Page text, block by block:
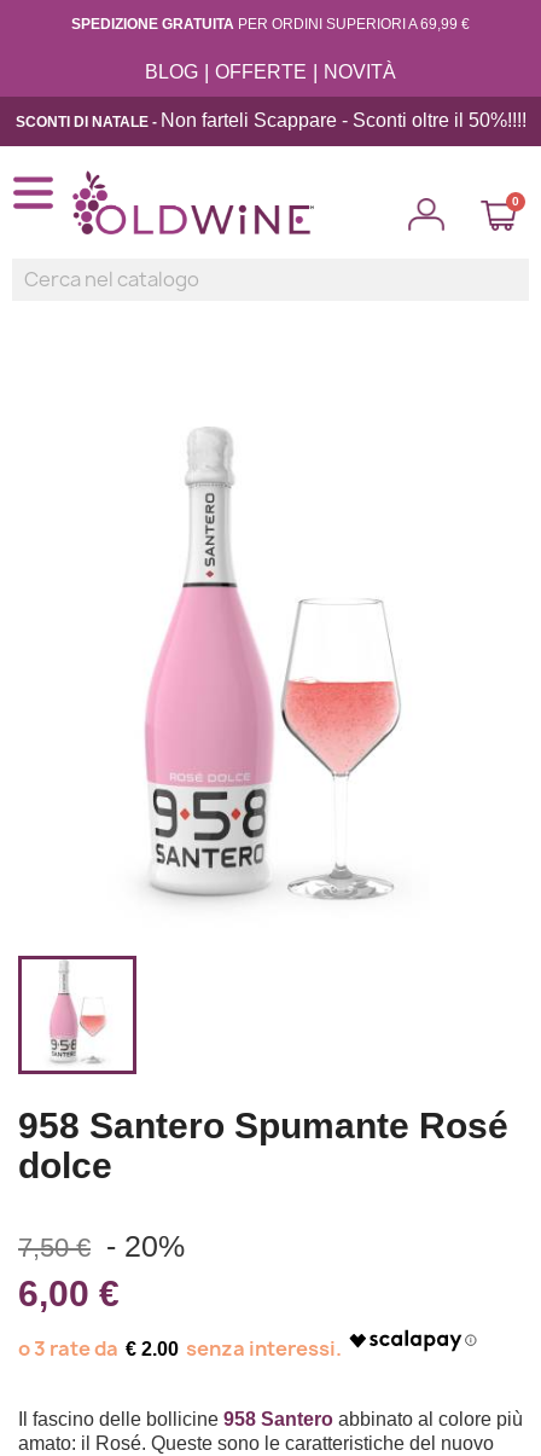
SPEDIZIONE GRATUITA PER ORDINI SUPERIORI A 69,99 €
BLOG | OFFERTE | NOVITÀ
SCONTI DI NATALE - Non farteli Scappare - Sconti oltre il 50%!!!!
958 Santero Spumante Rosé
dolce
7,50 € - 20%
6,00 €
€ 2.00
Il fascino delle bollicine 958 Santero abbinato al colore più
amato: il Rosé. Queste sono le caratteristiche del nuovo